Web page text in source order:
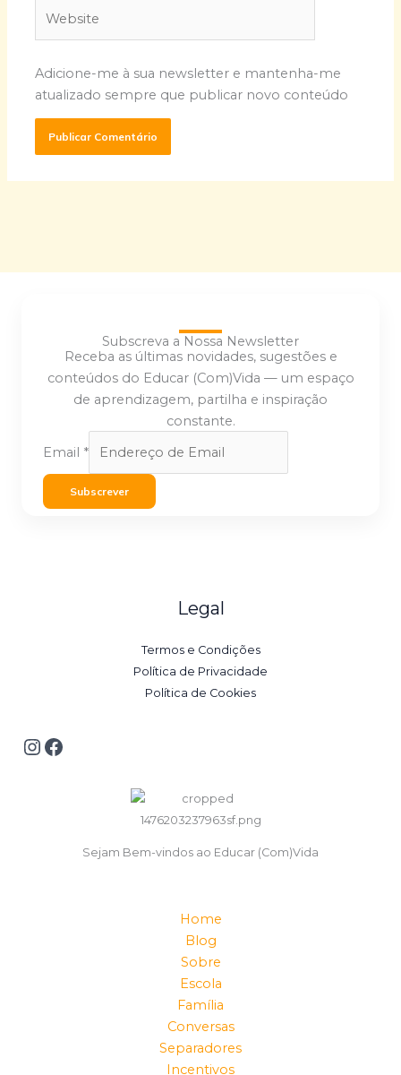
Adicione-me à sua newsletter e mantenha-me
atualizado sempre que publicar novo conteúdo
Subscreva a Nossa Newsletter
Receba as últimas novidades, sugestões e
conteúdos do Educar (Com)Vida — um espaço
de aprendizagem, partilha e inspiração
constante.
Email *
Subscrever
Legal
Termos e Condições
Política de Privacidade
Política de Cookies
Sejam Bem-vindos ao Educar (Com)Vida
Home
Blog
Sobre
Escola
Família
Conversas
Separadores
Incentivos